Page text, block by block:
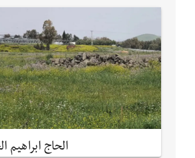
الحاج ابراهيم